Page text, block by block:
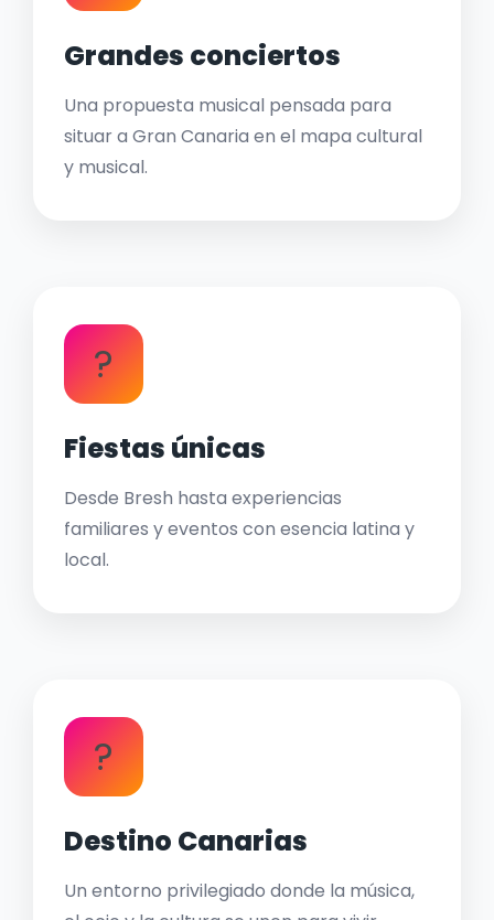
Grandes conciertos
Una propuesta musical pensada para
situar a Gran Canaria en el mapa cultural
y musical.
?
Fiestas únicas
Desde Bresh hasta experiencias
familiares y eventos con esencia latina y
local.
?
Destino Canarias
Un entorno privilegiado donde la música,